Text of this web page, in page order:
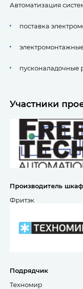
Автоматизация
поставка
пусконаладочные
Участники
Производитель
Фритэк
Подрядчик
Техномир